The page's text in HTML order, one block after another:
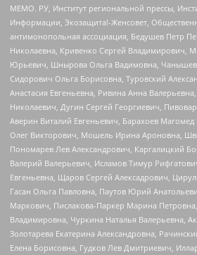
МЕМО. РУ, Институт региональной прессы,
Информации, Экозащита!-Женсовет,
антимонопольная ассоциация, Бедушев Петр
Николаевна, Кривенко Сергей Владимирович,
Юрьевич, Шнырова Ольга Вадимовна,
Сидорович Ольга Борисовна, Туровский
Анастасия Евгеньевна, Ривина Анна
Николаевич, Дугин Сергей Георгиевич,
Аверин Виталий Евгеньевич, Барахоев
Олег Викторович, Мошель Ирина Ароновна,
Пономарев Лев Александрович, Каргалицкий
Валерий Валерьевич, Исламов Тимур
Евгеньевна, Щаров Сергей Алексадрович,
Гасан Ольга Павловна, Паутов Юрий
Маркович, Пислакова-Паркер Марина
Владимировна, Чуркина Наталья Валерьевна,
Золотарева Екатерина Александровна,
Елена Борисовна, Гудков Лев Дмитриевич,